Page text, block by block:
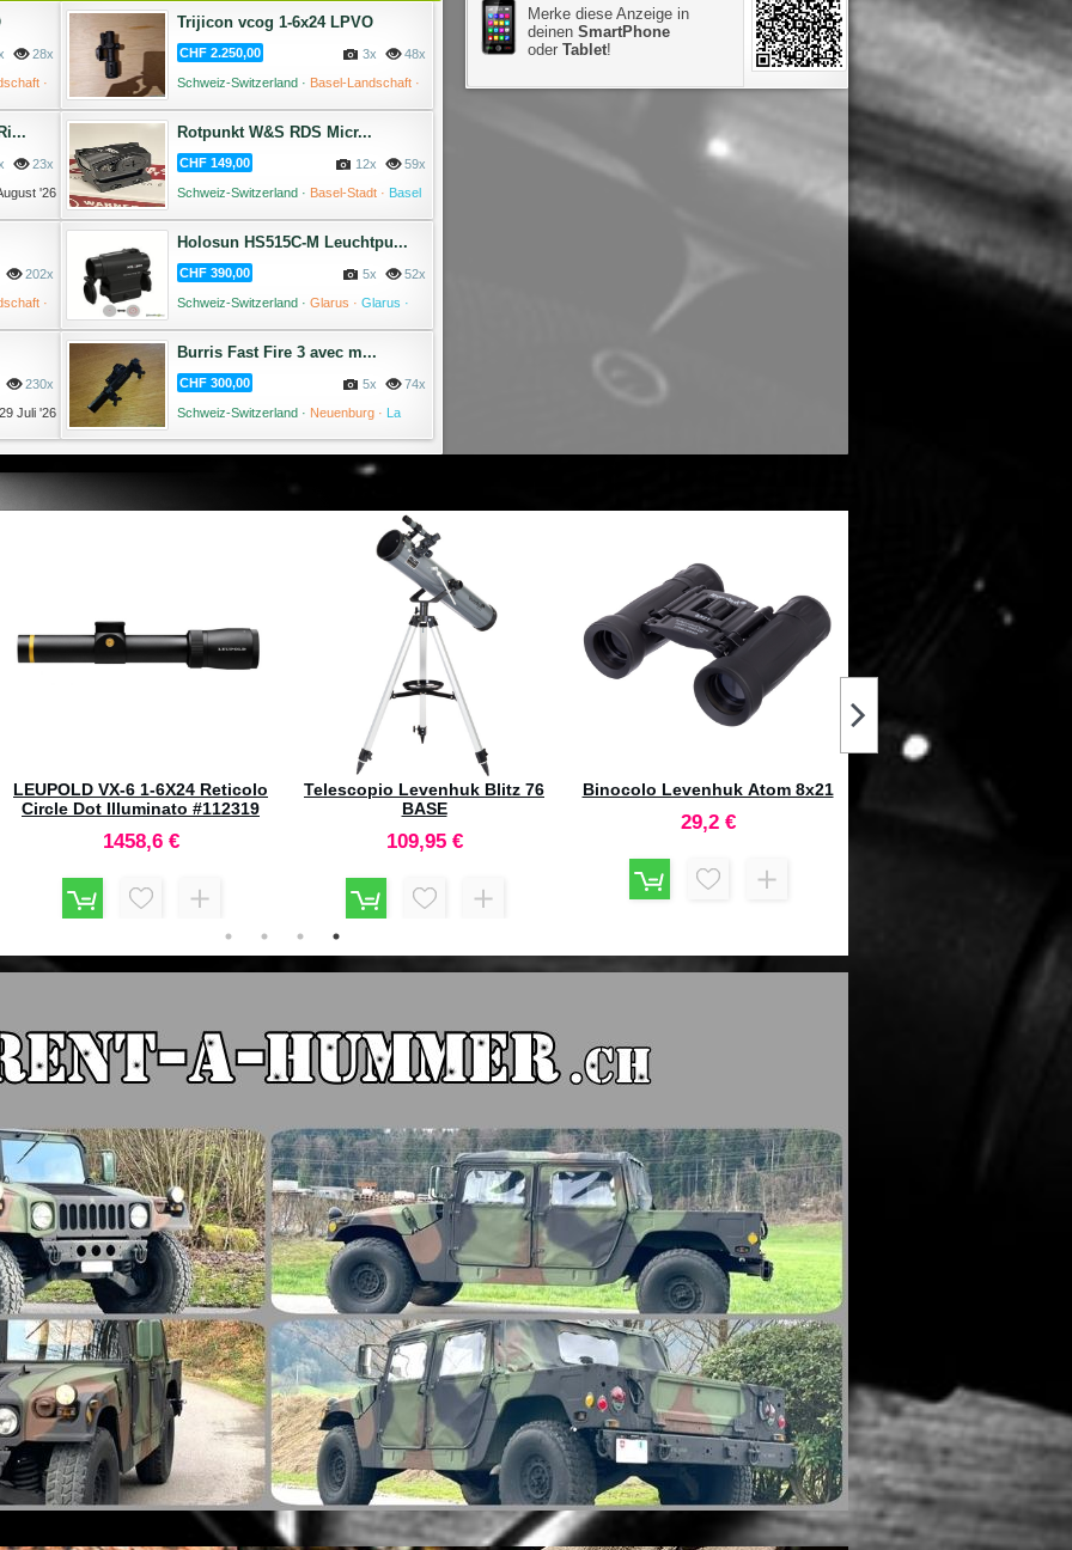
28x
·
Trijicon vcog 1-6x24 LPVO
CHF 2.250,00 48x
3x
Schweiz-Switzerland · Basel-Landschaft ·
23x
'26
Rotpunkt W&S RDS Micr...
CHF 149,00 59x
12x
Schweiz-Switzerland · Basel-Stadt · Basel
202x
·
Holosun HS515C-M Leuchtpu...
CHF 390,00 52x
5x
Schweiz-Switzerland · Glarus · Glarus ·
230x
29 Juli '26
Burris Fast Fire 3 avec m...
CHF 300,00 74x
5x
Schweiz-Switzerland · Neuenburg · La
Merke diese Anzeige in
deinen SmartPhone
oderTablet!
Binocolo Discovery Gator 10–
30x50
99,95 €
HAWKE Cannocchiale Frontier
FFP 30 SF IR 5-25x56 Mil Pro 25
1065,2 €
Binocolo Discovery Gator 8x21
22,95 €
HMD Illuminated